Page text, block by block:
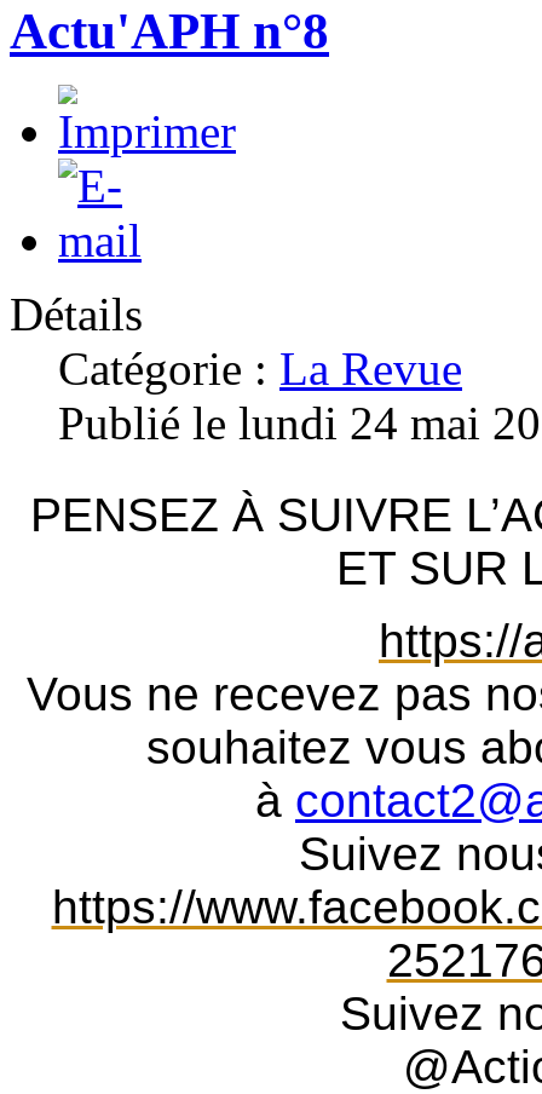
Actu'APH n°8
Détails
Catégorie : La Revue
Publié le lundi 24 mai
PENSEZ À SUIVRE
ET SUR
https://
Vous ne recevez pas
souhaitez vous
à
Suivez
https://
Suivez